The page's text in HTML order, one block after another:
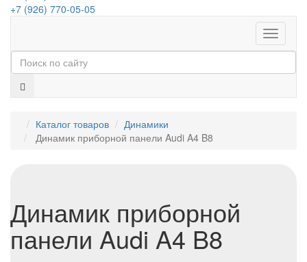
+7 (926) 770-05-05
Меню
Каталог товаров
Динамики
Динамик приборной панели Audi A4 B8
Динамик приборной
панели Audi A4 B8